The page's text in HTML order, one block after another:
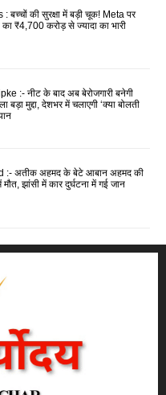
बच्चों की सुरक्षा में बड़ी चूक! Meta पर
का ₹4,700 करोड़ से ज्यादा का भारी
:- नीट के बाद अब बेरोजगारी बनेगी
बड़ा मुद्दा, देशभर में चलाएगी ‘क्या बोलती
:- अतीक अहमद के बेटे आबान अहमद की
झांसी में कार दुर्घटना में गई जान